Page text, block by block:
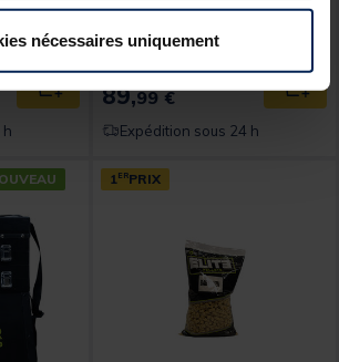
nécessaires uniquement
Ajouter au panier
h
89,99 €
Expédition sous 24 h
1ERPRIX